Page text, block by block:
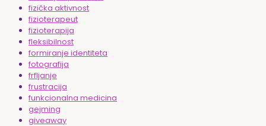
fizička aktivnost
fizioterapeut
fizioterapija
fleksibilnost
formiranje identiteta
fotografija
frfljanje
frustracija
funkcionalna medicina
gejming
giveaway